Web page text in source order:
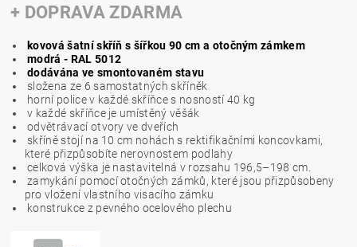
+ DOPRAVA ZDARMA
kovová šatní skříň s šířkou 90 cm a otočným zámkem
modrá - RAL 5012
dodávána ve smontovaném stavu
složena ze 6 samostatných skříněk
horní police v každé skříňce s nosností 40 kg
v každé skříňce je umístěný věšák
odvětrávací otvory ve dveřích
skříně stojí na 10 cm nohách s rektifikačními koncovkami,
které přizpůsobíte nerovnostem podlahy
celková výška je nastavitelná v rozsahu 196,5–198 cm.
zamykání pomocí otočných zámků, které jsou přizpůsobeny
pro vložení vlastního visacího zámku
konstrukce z pevného ocelového plechu